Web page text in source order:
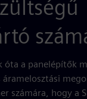
óta a panelépítők
számára, hogy a